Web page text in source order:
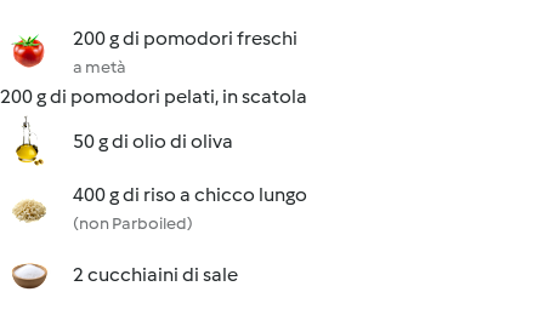
200 g di pomodori freschi
a metà
200 g di pomodori pelati, in scatola
50 g di olio di oliva
400 g di riso a chicco lungo
(non Parboiled)
2 cucchiaini di sale